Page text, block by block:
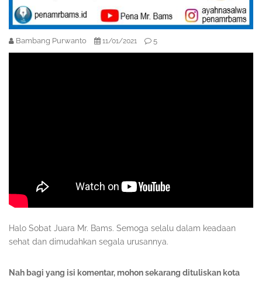
Bambang Purwanto 11/01/2021 5
Halo Sobat Juara Mr. Bams. Semoga selalu dalam keadaan
sehat dan dimudahkan segala urusannya.
Nah bagi yang isi komentar, mohon sekarang dituliskan kota